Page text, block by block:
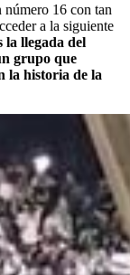
16 con tan
a la siguiente
la llegada del
grupo que
la historia de la